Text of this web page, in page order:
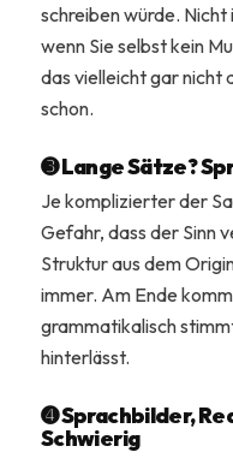
schreiben würde.
wenn Sie selbst kein
das vielleicht gar nicht
schon.
➌ Lange Sätze?
Je komplizierter der
Gefahr, dass der Sinn
Struktur aus dem
immer. Am Ende
grammatikalisch
hinterlässt.
➍ Sprachbilder,
Schwierig